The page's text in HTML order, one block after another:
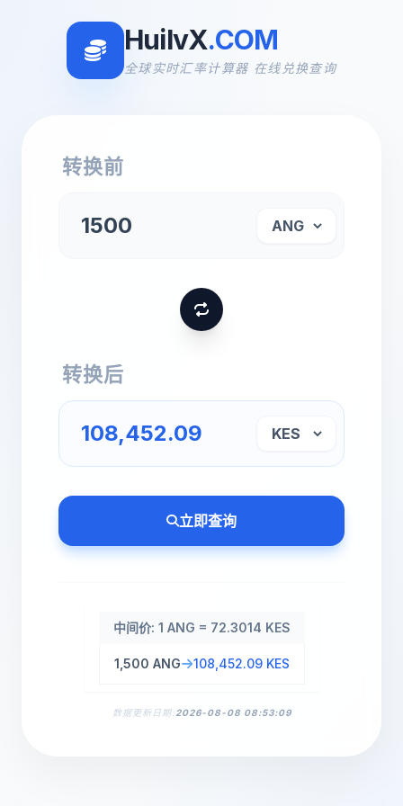
HuilvX.COM
全球实时汇率计算器 在线兑换查询
转换前
转换后
立即查询
中间价: 1 ANG = 72.3014 KES
1,500 ANG 108,452.09 KES
数据更新日期:2026-08-08 08:53:09